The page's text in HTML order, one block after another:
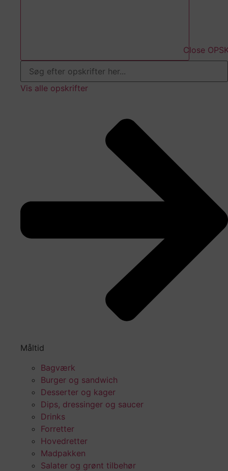
Close
Search
Vis alle opskrifter
Måltid
Bagværk
Burger og sandwich
Desserter og kager
Dips, dressinger og saucer
Drinks
Forretter
Hovedretter
Madpakken
Salater og grønt tilbehør